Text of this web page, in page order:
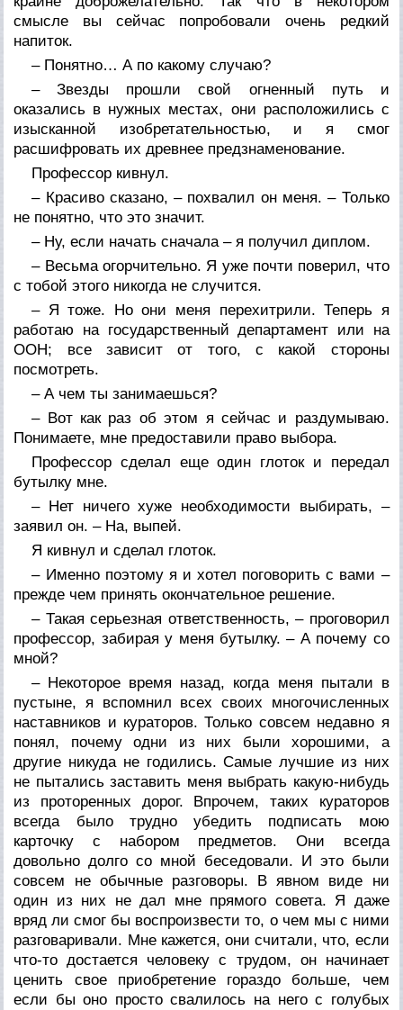
смысле вы сейчас попробовали очень редкий
напиток.
– Понятно… А по какому случаю?
– Звезды прошли свой огненный путь и
оказались в нужных местах, они расположились с
изысканной изобретательностью, и я смог
расшифровать их древнее предзнаменование.
Профессор кивнул.
– Красиво сказано, – похвалил он меня. – Только
не понятно, что это значит.
– Ну, если начать сначала – я получил диплом.
– Весьма огорчительно. Я уже почти поверил, что
с тобой этого никогда не случится.
– Я тоже. Но они меня перехитрили. Теперь я
работаю на государственный департамент или на
ООН; все зависит от того, с какой стороны
посмотреть.
– А чем ты занимаешься?
– Вот как раз об этом я сейчас и раздумываю.
Понимаете, мне предоставили право выбора.
Профессор сделал еще один глоток и передал
бутылку мне.
– Нет ничего хуже необходимости выбирать, –
заявил он. – На, выпей.
Я кивнул и сделал глоток.
– Именно поэтому я и хотел поговорить с вами –
прежде чем принять окончательное решение.
– Такая серьезная ответственность, – проговорил
профессор, забирая у меня бутылку. – А почему со
мной?
– Некоторое время назад, когда меня пытали в
пустыне, я вспомнил всех своих многочисленных
наставников и кураторов. Только совсем недавно я
понял, почему одни из них были хорошими, а
другие никуда не годились. Самые лучшие из них
не пытались заставить меня выбрать какую-нибудь
из проторенных дорог. Впрочем, таких кураторов
всегда было трудно убедить подписать мою
карточку с набором предметов. Они всегда
довольно долго со мной беседовали. И это были
совсем не обычные разговоры. В явном виде ни
один из них не дал мне прямого совета. Я даже
вряд ли смог бы воспроизвести то, о чем мы с ними
разговаривали. Мне кажется, они считали, что, если
что-то достается человеку с трудом, он начинает
ценить свое приобретение гораздо больше, чем
если бы оно просто свалилось на него с голубых